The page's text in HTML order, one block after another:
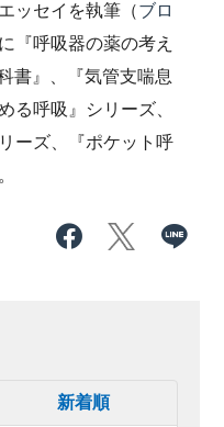
ッセイを執筆（ブロ
『呼吸器の薬の考え
書』、『気管支喘息
る呼吸』シリーズ、
ーズ、『ポケット呼
新着順